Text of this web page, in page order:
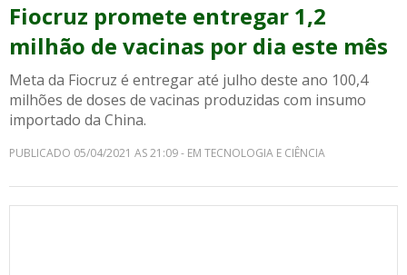
Fiocruz promete entregar 1,2
milhão de vacinas por dia este mês
Meta da Fiocruz é entregar até julho deste ano 100,4
milhões de doses de vacinas produzidas com insumo
importado da China.
PUBLICADO 05/04/2021 AS 21:09 - EM TECNOLOGIA E CIÊNCIA